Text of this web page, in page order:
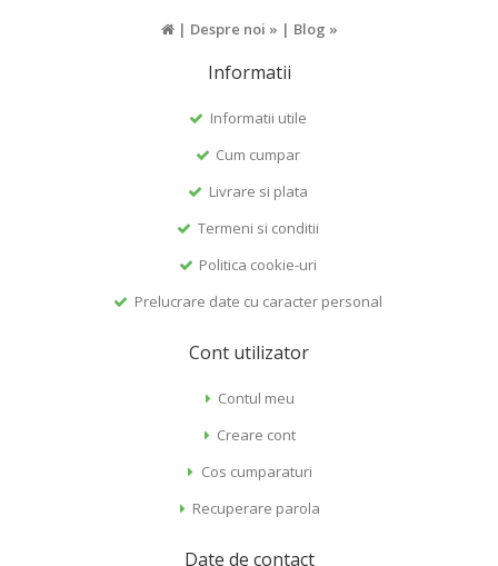
| Despre noi » | Blog »
Informatii
Informatii utile
Cum cumpar
Livrare si plata
Termeni si conditii
Politica cookie-uri
Prelucrare date cu caracter personal
Cont utilizator
Contul meu
Creare cont
Cos cumparaturi
Recuperare parola
Date de contact